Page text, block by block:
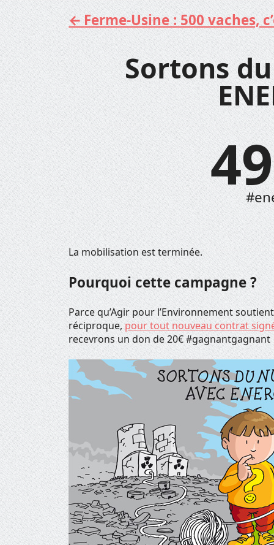
Aller
au
contenu
Ferme-Usine : 500 vaches,
Sortons
La mobilisation est terminée.
Pourquoi cette campagne ?
Parce qu’Agir pour l’Environnement
réciproque,pour tout nouveau contrat
recevrons un don de 20€ #gagnantgagnant